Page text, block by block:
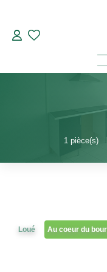
CENTRE
1 pièce(s)
Loué Au coeur du